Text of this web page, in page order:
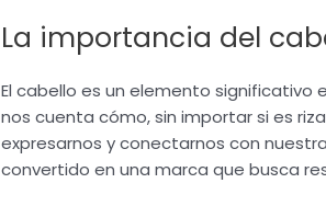
La importancia del
El cabello es un elemento significativo
nos cuenta cómo, sin importar si es
expresarnos y conectarnos con
convertido en una marca que busca